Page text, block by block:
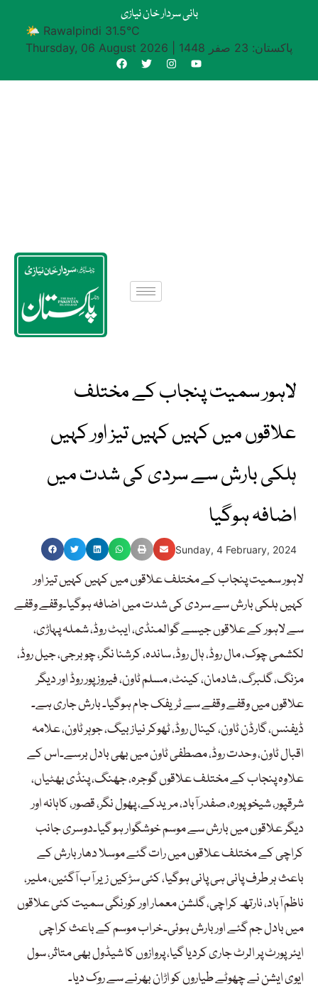
بانی سردار خان نیازی
🌤 Rawalpindi 31.5°C
Thursday, 06 August 2026
پاکستان: 23 صفر 1448
لاہور سمیت پنجاب کے مختلف
علاقوں میں کہیں کہیں تیز اور کہیں
ہلکی بارش سے سردی کی شدت میں
اضافہ ہوگیا
Sunday, 4 February, 2024
لاہور سمیت پنجاب کے مختلف علاقوں میں کہیں کہیں تیز اور
کہیں ہلکی بارش سے سردی کی شدت میں اضافہ ہوگیا۔وقفے وقفے
سے لاہور کے علاقوں جیسے گوالمنڈی، ایبٹ روڈ، شملہ پہاڑی،
لکشمی چوک، مال روڈ، ہال روڈ، ساندہ، کرشنا نگر، چوبرجی، جیل روڈ،
مزنگ، گلبرگ، شادمان، کینٹ، مسلم ٹاون، فیروز پور روڈ اور دیگر
علاقوں میں وقفے وقفے سے ٹریفک جام ہوگیا۔ بارش جاری ہے۔
ڈیفنس، گارڈن ٹاون، کینال روڈ، ٹھوکر نیاز بیگ، جوہر ٹاون، علامہ
اقبال ٹاون، وحدت روڈ، مصطفی ٹاون میں بھی بادل برسے۔اس کے
علاوہ پنجاب کے مختلف علاقوں گوجرہ، جھنگ، پنڈی بھٹیاں،
شرقپور، شیخوپورہ، صفدر آباد، مریدکے، پھول نگر، قصور، کاہانہ اور
دیگر علاقوں میں بارش سے موسم خوشگوار ہو گیا۔دوسری جانب
کراچی کے مختلف علاقوں میں رات گئے موسلا دھار بارش کے
باعث ہر طرف پانی ہی پانی ہوگیا، کئی سڑکیں زیر آب آگئیں، ملیر،
ناظم آباد، نارتھ کراچی، گلشن معمار اور کورنگی سمیت کئی علاقوں
میں بادل جم گئے اور بارش ہوئی۔خراب موسم کے باعث کراچی
ایئرپورٹ پر الرٹ جاری کردیا گیا، پروازوں کا شیڈول بھی متاثر، سول
ایوی ایشن نے چھوٹے طیاروں کو اڑان بھرنے سے روک دیا۔